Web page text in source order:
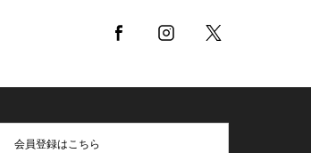
会員登録はこちら